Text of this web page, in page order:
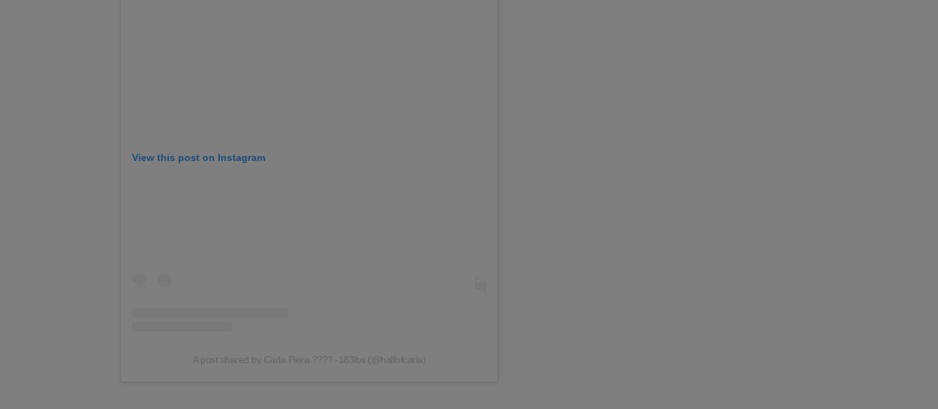
View this post on Instagram
A post shared by Carla Piera ???? -183lbs (@halfofcarla)